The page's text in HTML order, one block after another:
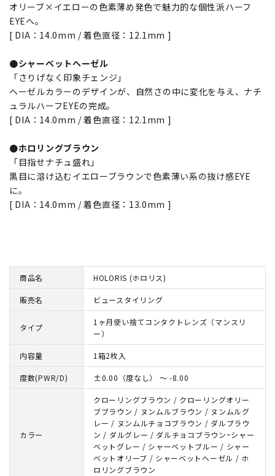
オリーブ×イエローの色素薄め発色で魅力的な個性派ハーフ
EYEへ。
[ DIA：14.0mm / 着色直径：12.1mm ]
●シャーベットヘーゼル
「さりげなく印象チェンジ」
ヘーゼルカラーのデザインが、自然さの中に変化を与え、ナチ
ュラルハーフEYEの完成。
[ DIA：14.0mm / 着色直径：12.1mm ]
●ホロリングブラウン
「目指せナチュ盛れ」
黒目に溶け込むイエローブラウンで色素薄い系の抜け感EYE
に。
[ DIA：14.0mm / 着色直径：13.0mm ]
商品名 HOLORIS (ホロリス)
販売名 ビュースタイリング
タイプ
1ヶ月使い捨てコンタクトレンズ（マンスリ
ー）
内容量 1箱2枚入
度数(PWR/D) ±0.00（度なし） ～ -8.00
カラー
クローリングブラウン / クローリングオリー
ブブラウン / ヌンムルブラウン / ヌンムルグ
レー / ヌンムルチョコブラウン / ダルブラウ
ン / ダルグレー / ダルチョコブラウン~シャー
ベットグレー / シャーベットブルー / シャー
ベットオリーブ / シャーベットヘーゼル / ホ
ロリングブラウン